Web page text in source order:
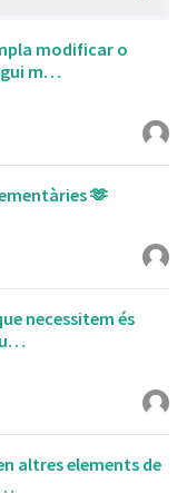
modificar o
m…
🫶
necessitem és
altres elements de